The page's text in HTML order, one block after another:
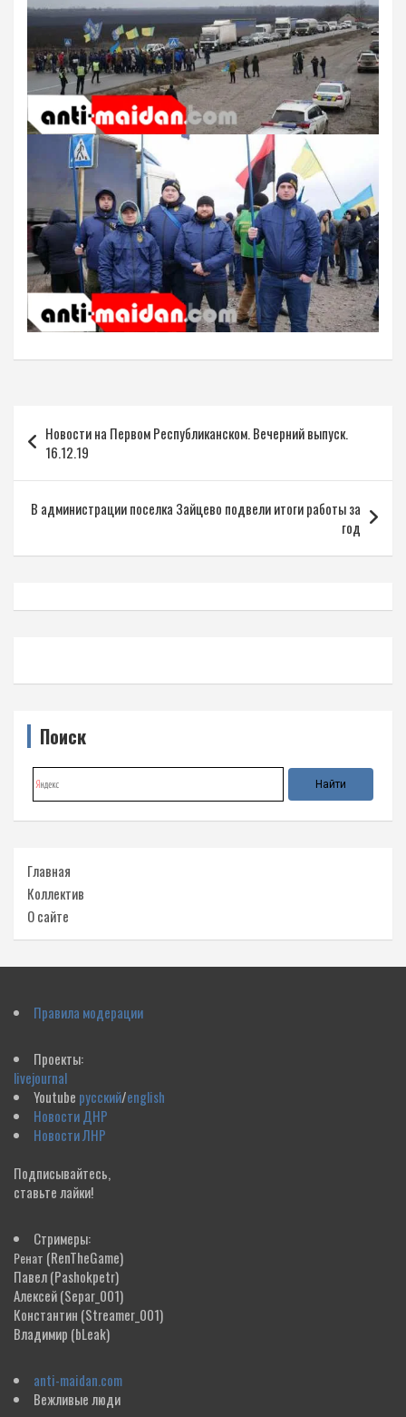
по
записям
Новости на Первом Республиканском. Вечерний выпуск.
16.12.19
В администрации поселка Зайцево подвели итоги работы за
год
Поиск
Главная
Коллектив
О сайте
Правила модерации
Проекты:
livejournal
Youtube русский/english
Новости ДНР
Новости ЛНР
Подписывайтесь,
ставьте лайки!
Стримеры:
Ренат (RenTheGame)
Павел(Pashokpetr)
Алексей(Separ_001)
Константин (Streamer_001)
Владимир (bLeak)
anti-maidan.com
Вежливые люди